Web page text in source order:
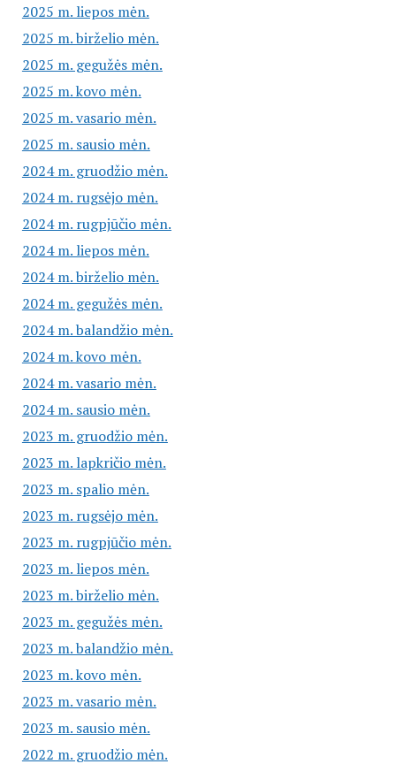
2025 m. liepos mėn.
2025 m. birželio mėn.
2025 m. gegužės mėn.
2025 m. kovo mėn.
2025 m. vasario mėn.
2025 m. sausio mėn.
2024 m. gruodžio mėn.
2024 m. rugsėjo mėn.
2024 m. rugpjūčio mėn.
2024 m. liepos mėn.
2024 m. birželio mėn.
2024 m. gegužės mėn.
2024 m. balandžio mėn.
2024 m. kovo mėn.
2024 m. vasario mėn.
2024 m. sausio mėn.
2023 m. gruodžio mėn.
2023 m. lapkričio mėn.
2023 m. spalio mėn.
2023 m. rugsėjo mėn.
2023 m. rugpjūčio mėn.
2023 m. liepos mėn.
2023 m. birželio mėn.
2023 m. gegužės mėn.
2023 m. balandžio mėn.
2023 m. kovo mėn.
2023 m. vasario mėn.
2023 m. sausio mėn.
2022 m. gruodžio mėn.